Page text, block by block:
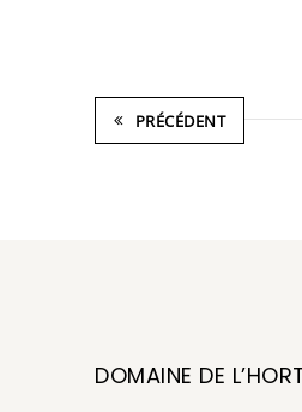
PRÉCÉDENT
DOMAINE DE